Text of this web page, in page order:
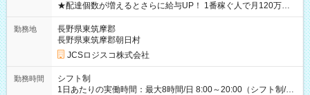
★配達個数が増えるとさらに給与UP！ 1番稼ぐ人で月120万ほ
ど！ ・主要都市エリア 月収55万円／週5日稼働 月収65万~112
万円／週6日稼働 ・地方郊外エリア 月収40万円／週5日稼働 月
収40万円~50万円／週6日稼働 ＜モデルイメージ＞ ■月収50万
円 (27歳男性/江東区在住)※元建築関係 1日150個配達×25日勤務
(日休み) ■月収80万円(43歳男性/墨田区在住)※元営業 1日200個
勤務地
長野県東筑摩郡
長野県東筑摩郡朝日村
JCSロジスコ株式会社
勤務時間
シフト制
1日あたりの実働時間：最大8時間/日 8:00～20:00（シフト制/実